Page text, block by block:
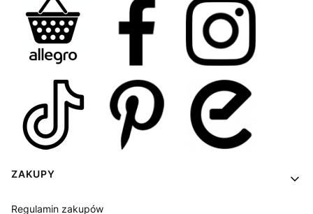
Linki w stopce
ZAKUPY
Regulamin zakupów